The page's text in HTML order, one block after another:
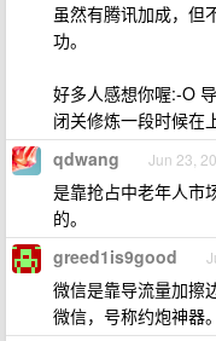
虽然有腾讯加成，但
功。
好多人感想你喔:-O
闭关修炼一段时候在
qdwang Jun 23,
是靠抢占中老年人市
的。
greed1is9good
微信是靠导流量加擦
微信，号称约炮神器